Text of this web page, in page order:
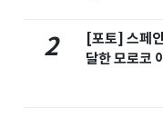
2
[포토] 스페
달한 모로코